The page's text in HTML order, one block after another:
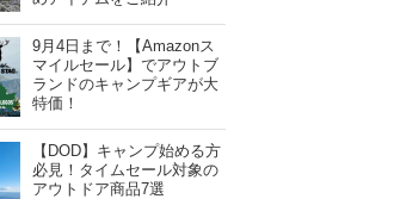
9月4日まで！【Amazonス
マイルセール】でアウトブ
ランドのキャンプギアが大
特価！
【DOD】キャンプ始める方
必見！タイムセール対象の
アウトドア商品7選